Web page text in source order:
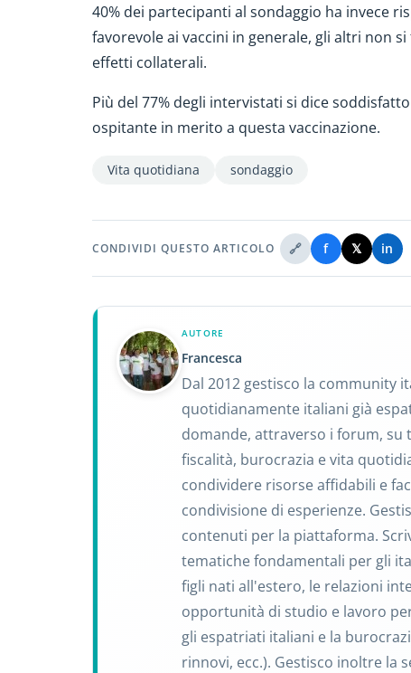
40% dei partecipanti al sondaggio ha invece
favorevole ai vaccini in generale, gli altri non
effetti collaterali.
Più del 77% degli intervistati si dice
ospitante in merito a questa vaccinazione.
Vita quotidiana sondaggio
CONDIVIDI QUESTO ARTICOLO 🔗 f 𝕏 in
AUTORE
Francesca
Dal 2012 gestisco la community
quotidianamente italiani già
domande, attraverso i forum, su
fiscalità, burocrazia e vita
condividere risorse affidabili e
condivisione di esperienze.
contenuti per la piattaforma.
tematiche fondamentali per gli
figli nati all'estero, le relazioni
opportunità di studio e lavoro
gli espatriati italiani e la
rinnovi, ecc.). Gestisco inoltre la